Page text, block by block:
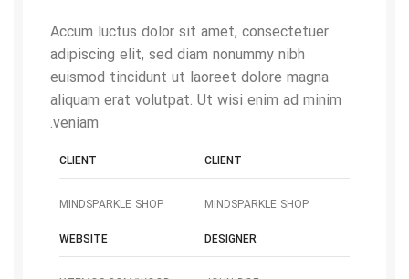
Accum luctus dolor sit amet, consectetuer
adipiscing elit, sed diam nonummy nibh
euismod tincidunt ut laoreet dolore magna
aliquam erat volutpat. Ut wisi enim ad minim
veniam.
CLIENT
MINDSPARKLE SHOP
CLIENT
MINDSPARKLE SHOP
DESIGNER
WEBSITE